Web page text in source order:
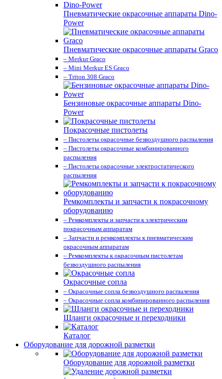
Пневматические окрасочные аппараты Dino-
Power
Пневматические окрасочные аппараты Graco
– Merkur Graco
– Mini Merkur ES Graco
– Triton 308 Graco
Бензиновые окрасочные аппараты Dino-
Power
Покрасочные пистолеты
– Пистолеты окрасочные безвоздушного распыления
– Пистолеты окрасочные комбинированного
распыления
– Пистолеты окрасочные электростатического
распыления
Ремкомплекты и запчасти к покрасочному
оборудованию
– Ремкомплекты и запчасти к электрическим
покрасочным аппаратам
– Запчасти и ремкомплекты к пневматическим
окрасочным аппаратам
– Ремкомплекты к окрасочным пистолетам
безвоздушного распыления
Окрасочные сопла
– Окрасочные сопла безвоздушного распыления
– Окрасочные сопла комбинированного распыления
Шланги окрасочные и переходники
Каталог
Оборудование для дорожной разметки
Оборудование для дорожной разметки